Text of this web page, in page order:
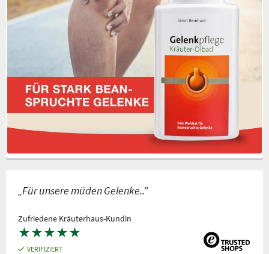
„Für unsere müden Gelenke..”
Zufriedene Kräuterhaus-Kundin
★★★★★
VERIFIZIERT